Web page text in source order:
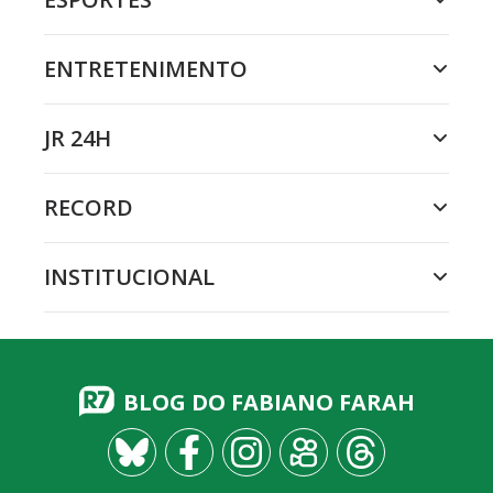
ENTRETENIMENTO
JR 24H
RECORD
INSTITUCIONAL
BLOG DO FABIANO FARAH